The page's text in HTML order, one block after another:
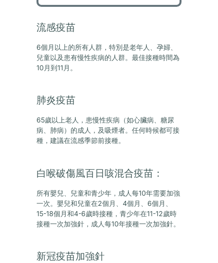
流感疫苗
6個月以上的所有人群，特別是老年人、孕婦、
兒童以及患有慢性疾病的人群。最佳接種時間為
10月到11月。
肺炎疫苗
65歲以上老人，患慢性疾病（如心臟病、糖尿
病、肺病）的成人，及吸煙者。任何時候都可接
種，建議在流感季節前接種。
白喉破傷風百日咳混合疫苗：
所有嬰兒、兒童和青少年，成人每10年需要加強
一次。嬰兒和兒童在2個月、4個月、6個月、
15-18個月和4-6歲時接種，青少年在11-12歲時
接種一次加強針，成人每10年接種一次加強針。
新冠疫苗加強針